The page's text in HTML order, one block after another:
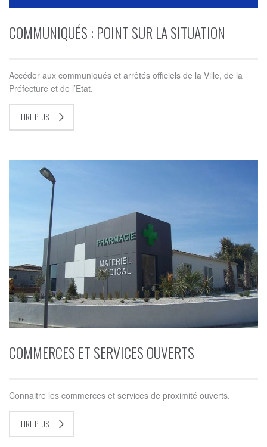
COMMUNIQUÉS : POINT SUR LA SITUATION
Accéder aux communiqués et arrêtés officiels de la Ville, de la
Préfecture et de l’Etat.
LIRE PLUS
COMMERCES ET SERVICES OUVERTS
Connaitre les commerces et services de proximité ouverts.
LIRE PLUS